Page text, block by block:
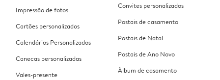
Impressão de fotos
Cartões personalizados
Calendários Personalizados
Canecas personalizadas
Vales-presente
Convites personalizados
Postais de casamento
Postais de Natal
Postais de Ano Novo
Álbum de casamento